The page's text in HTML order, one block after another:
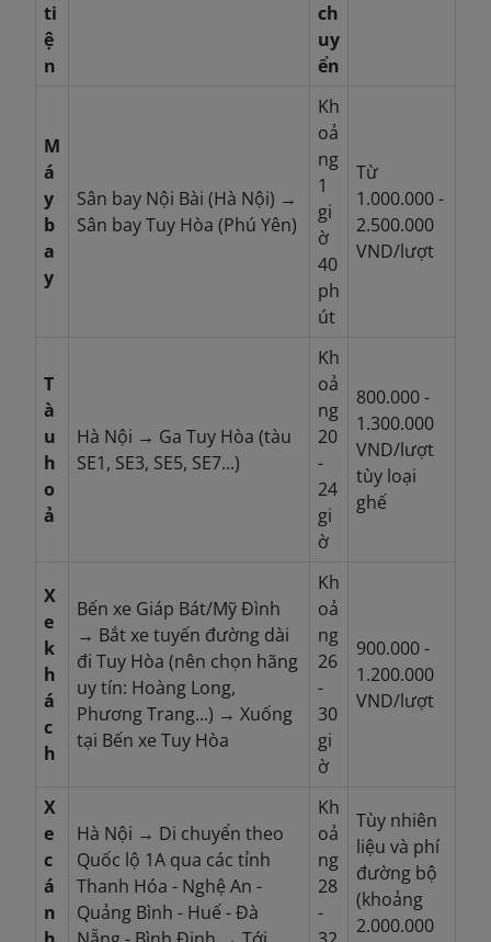
ti
ệ
n
ch
uy
ển
M
á
y
b
a
y
Sân bay Nội Bài (Hà Nội) →
Sân bay Tuy Hòa (Phú Yên)
Kh
oả
ng
1
gi
ờ
40
ph
út
Từ
1.000.000 -
2.500.000
VND/lượt
T
à
u
h
o
ả
Hà Nội → Ga Tuy Hòa (tàu
SE1, SE3, SE5, SE7...)
Kh
oả
ng
20
-
24
gi
ờ
800.000 -
1.300.000
VND/lượt
tùy loại
ghế
X
e
k
h
á
c
h
Bến xe Giáp Bát/Mỹ Đình
→ Bắt xe tuyến đường dài
đi Tuy Hòa (nên chọn hãng
uy tín: Hoàng Long,
Phương Trang...) → Xuống
tại Bến xe Tuy Hòa
Kh
oả
ng
26
-
30
gi
ờ
900.000 -
1.200.000
VND/lượt
X
e
c
á
n
Hà Nội → Di chuyển theo
Quốc lộ 1A qua các tỉnh
Thanh Hóa - Nghệ An -
Quảng Bình - Huế - Đà
Kh
oả
ng
28
-
Tùy nhiên
liệu và phí
đường bộ
(khoảng
2.000.000